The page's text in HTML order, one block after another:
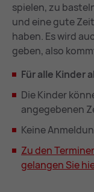
spielen, zu
und eine gute
haben. Es wird
geben, also
Für alle Kinder
Die Kinder
angegebenen
Keine
Zu den
ge­lan­gen Sie